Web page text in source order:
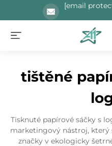
[email
tištěné
Tisknuté papírové sáčky s
marketingový nástroj,
značky v ekologicky